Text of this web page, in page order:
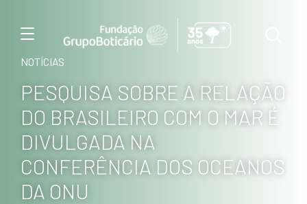
Menu
NOTÍCIAS
PESQUISA SOBRE A RELAÇÃO
DO BRASILEIRO COM O MAR É
DIVULGADA NA
CONFERÊNCIA DOS OCEANOS
DA ONU